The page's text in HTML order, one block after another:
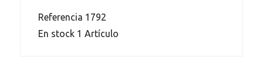
Referencia 1792
En stock 1 Artículo